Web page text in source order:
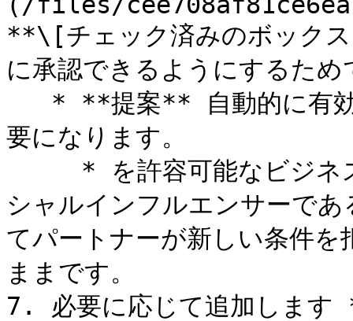
**\[チェック済みのボック
に承認できるようにするため
要になります。
シャルインフルエンサーで
てパートナーが新しい条件を
ままです。
7. 必要に応じて追加しま